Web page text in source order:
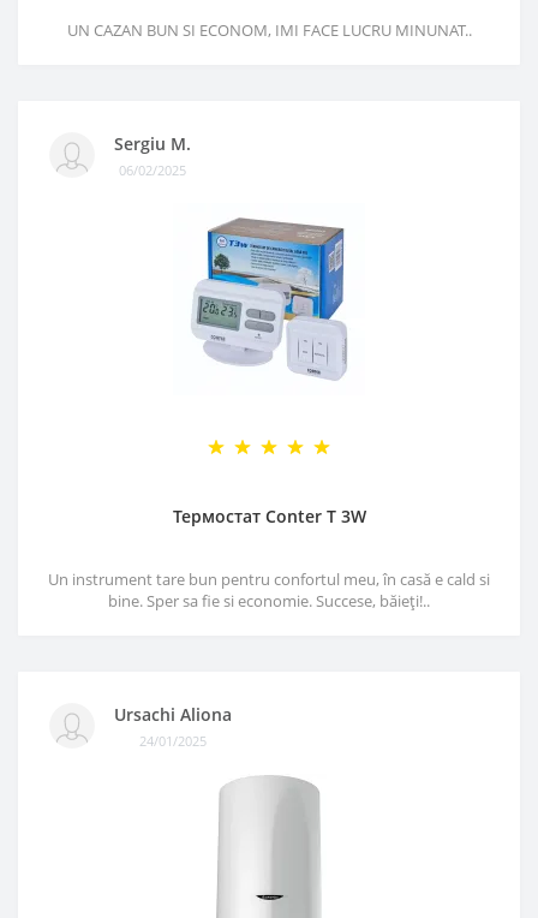
UN CAZAN BUN SI ECONOM, IMI FACE LUCRU MINUNAT..
Sergiu M.
06/02/2025
Термостат Conter T 3W
Un instrument tare bun pentru confortul meu, în casă e cald si
bine. Sper sa fie si economie. Succese, băieți!..
Ursachi Aliona
24/01/2025